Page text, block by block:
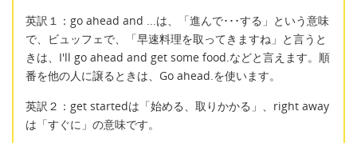
英訳１：go ahead and ...は、「進んで･･･する」という意味
で、ビュッフェで、「早速料理を取ってきますね」と言うと
きは、I'll go ahead and get some food.などと言えます。順
番を他の人に譲るときは、Go ahead.を使います。
英訳２：get startedは「始める、取りかかる」、right away
は「すぐに」の意味です。